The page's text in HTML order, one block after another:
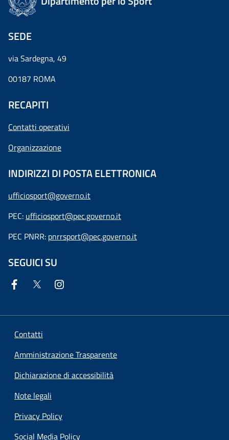
SEDE
via Sardegna, 49
00187 ROMA
RECAPITI
Contatti operativi
Organizzazione
INDIRIZZI DI POSTA ELETTRONICA
ufficiosport@governo.it
PEC: ufficiosport@pec.governo.it
PEC PNRR: pnrrsport@pec.governo.it
SEGUICI SU
Contatti
Amministrazione Trasparente
Dichiarazione di accessibilità
Note legali
Privacy Policy
Social Media Policy